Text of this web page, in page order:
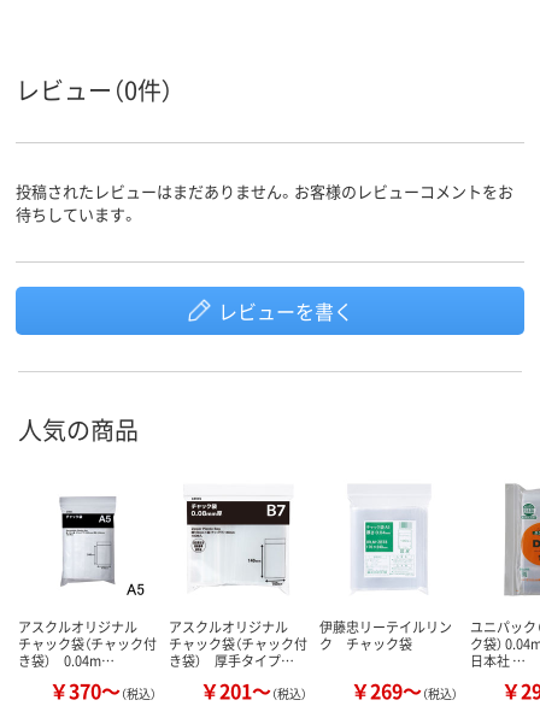
レビュー（0件）
投稿されたレビューはまだありません。お客様のレビューコメントをお
待ちしています。
レビューを書く
人気の商品
アスクルオリジナル
チャック袋（チャック付
き袋） 0.04m…
￥370～（税込）
アスクルオリジナル
チャック袋（チャック付
き袋） 厚手タイプ…
￥201～（税込）
伊藤忠リーテイルリン
ク チャック袋
￥269～（税込）
ユニパック
ク袋）
日本社 …
￥